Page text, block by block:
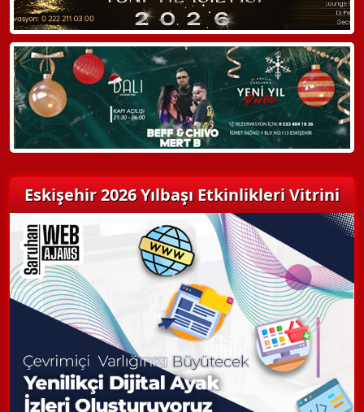
Hemen Arayın
Detaylı Bilgi Alın
Eskişehir 2026 Yılbaşı Etkinlikleri Vitrini